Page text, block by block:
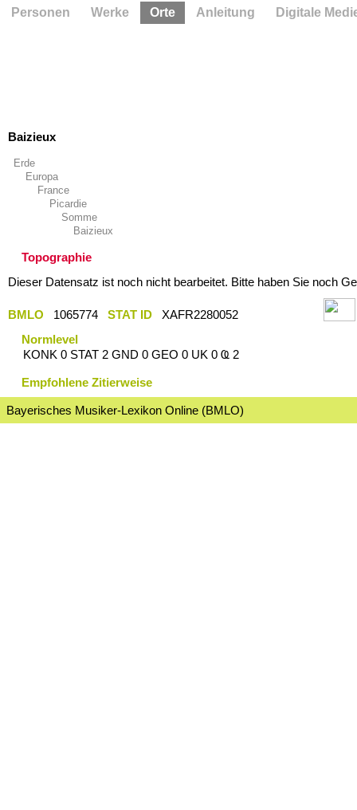
Baizieux
Erde
Europa
France
Picardie
Somme
Baizieux
Topographie
Dieser Datensatz ist noch nicht bearbeitet. Bitte haben Sie noch
BMLO 1065774 STAT ID
XAFR2280052
Normlevel
KONK 0 STAT 2 GND 0 GEO 0 UK 0 Ҩ 2
Empfohlene Zitierweise
Bayerisches Musiker-Lexikon Online (BMLO)
Personen Werke Orte Anleitung Digitale